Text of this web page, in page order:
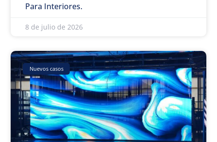
Para Interiores.
8 de julio de 2026
Nuevos casos